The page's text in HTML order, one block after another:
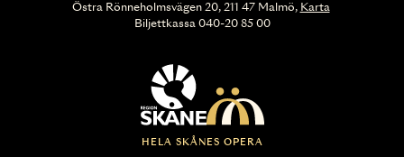
HELA SKÅNES OPERA
Östra Rönneholmsvägen 20, 211 47 Malmö, Karta
Biljettkassa 040-20 85 00